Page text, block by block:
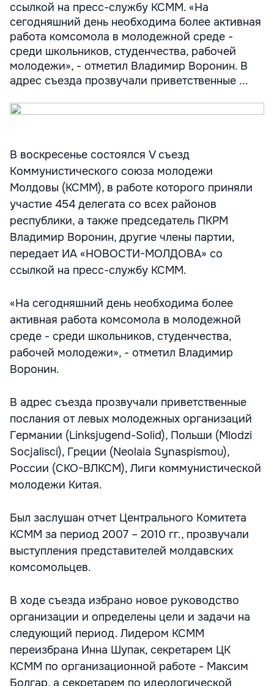
ссылкой на пресс-службу КСММ. «На
сегодняшний день необходима более активная
работа комсомола в молодежной среде -
среди школьников, студенчества, рабочей
молодежи», - отметил Владимир Воронин. В
адрес съезда прозвучали приветственные ...
В воскресенье состоялся V съезд
Коммунистического союза молодежи
Молдовы (КСММ), в работе которого приняли
участие 454 делегата со всех районов
республики, а также председатель ПКРМ
Владимир Воронин, другие члены партии,
передает ИА «НОВОСТИ-МОЛДОВА» со
ссылкой на пресс-службу КСММ.
«На сегодняшний день необходима более
активная работа комсомола в молодежной
среде - среди школьников, студенчества,
рабочей молодежи», - отметил Владимир
Воронин.
В адрес съезда прозвучали приветственные
послания от левых молодежных организаций
Германии (Linksjugend-Solid), Польши (Mlodzi
Socjalisci), Греции (Neolaia Synaspismou),
России (СКО-ВЛКСМ), Лиги коммунистической
молодежи Китая.
Был заслушан отчет Центрального Комитета
КСММ за период 2007 – 2010 гг., прозвучали
выступления представителей молдавских
комсомольцев.
В ходе съезда избрано новое руководство
организации и определены цели и задачи на
следующий период. Лидером КСММ
переизбрана Инна Шупак, секретарем ЦК
КСММ по организационной работе - Максим
Болгар, а секретарем по идеологической